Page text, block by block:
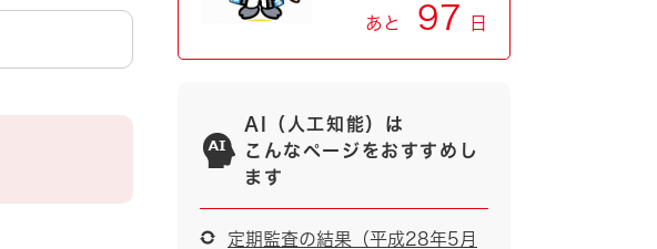
あと 97 日
AI（人工知能）は
こんなページをおすすめし
ます
定期監査の結果（平成28年5月